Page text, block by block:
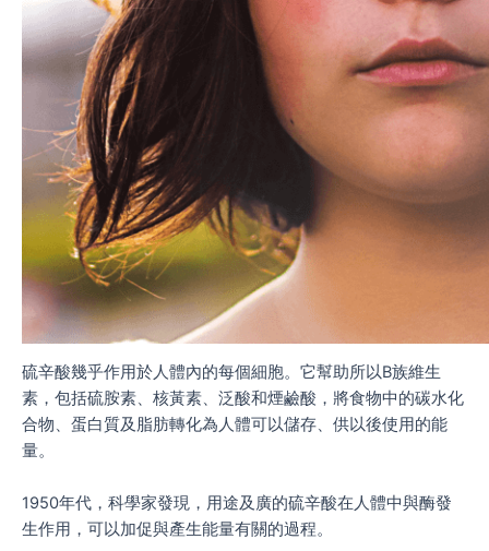
硫辛酸幾乎作用於人體內的每個細胞。它幫助所以B族維生
素，包括硫胺素、核黃素、泛酸和煙鹼酸，將食物中的碳水化
合物、蛋白質及脂肪轉化為人體可以儲存、供以後使用的能
量。
1950年代，科學家發現，用途及廣的硫辛酸在人體中與酶發
生作用，可以加促與產生能量有關的過程。